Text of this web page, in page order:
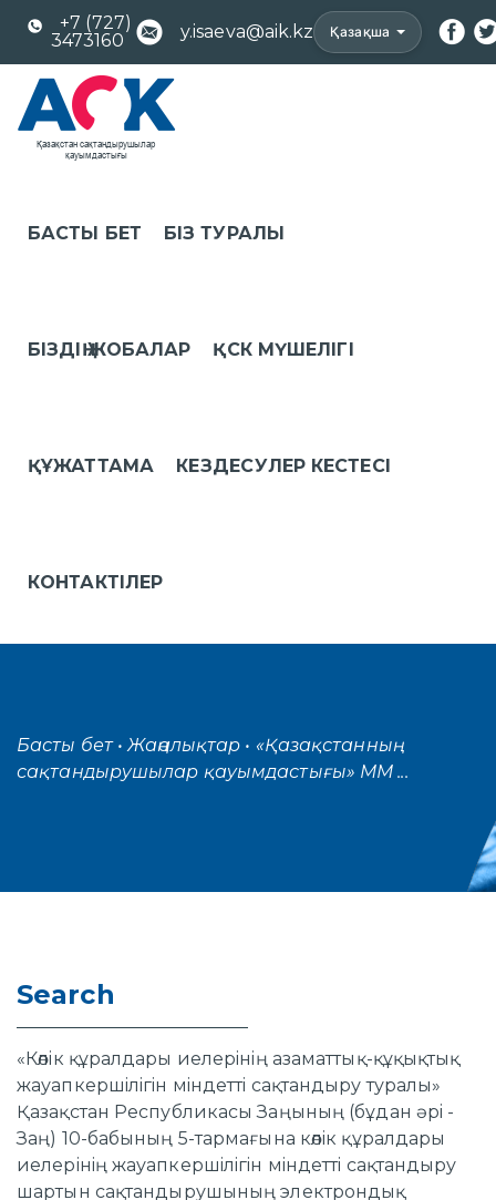
+7 (727)
3473160
y.isaeva@aik.kz Қазақша
БАСТЫ БЕТ БІЗ ТУРАЛЫ
БІЗДІҢ ЖОБАЛАР ҚСК МҮШЕЛІГІ
ҚҰЖАТТАМА КЕЗДЕСУЛЕР КЕСТЕСІ
КОНТАКТІЛЕР
Басты бет • Жаңалықтар • «Қазақстанның
сақтандырушылар қауымдастығы» ММ ...
Search
«Көлiк құралдары иелерiнiң азаматтық-құқықтық
жауапкершiлiгiн мiндеттi сақтандыру туралы»
Қазақстан Республикасы Заңының (бұдан әрi -
Заң) 10-бабының 5-тармағына көлiк құралдары
иелерiнiң жауапкершiлiгiн мiндеттi сақтандыру
шартын сақтандырушының электрондық